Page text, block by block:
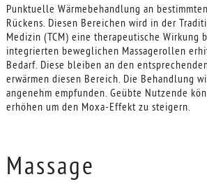
Punktuelle Wärmebehandlung an
Rückens. Diesen Bereichen wird in der
Medizin (TCM) eine therapeutische Wirkung
integrierten beweglichen Massagerollen
Bedarf. Diese bleiben an den
erwärmen diesen Bereich. Die Behandlung
angenehm empfunden. Geübte Nutzende
erhöhen um den Moxa-Effekt zu steigern.
Massage